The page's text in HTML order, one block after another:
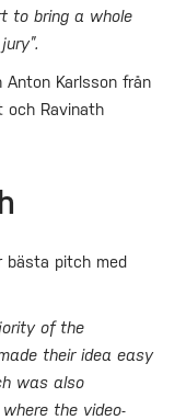
to bring a whole
Anton Karlsson från
och Ravinath
bästa pitch med
of the
their idea easy
was also
the video-